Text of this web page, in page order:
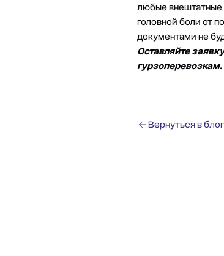
любые внештатные
головной боли от
документами не
Оставляйте
гурзоперевозкам.
Вернуться в блог